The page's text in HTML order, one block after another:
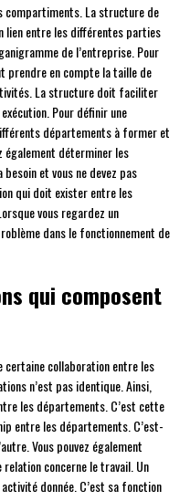
compartiments. La structure de
lien entre les différentes parties
de l’entreprise. Pour
prendre en compte la taille de
La structure doit faciliter
Pour définir une
départements à former et
également déterminer les
et vous ne devez pas
qui doit exister entre les
vous regardez un
dans le fonctionnement de
qui composent
certaine collaboration entre les
n’est pas identique. Ainsi,
les départements. C’est cette
entre les départements. C’est-
Vous pouvez également
concerne le travail. Un
donnée. C’est sa fonction